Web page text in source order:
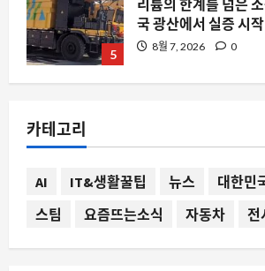
1
스팀에서 네오슈프
와 대안 찾기
8월 7, 2026 0
2
왜 지금 주목받는가
요즘뜨는소식
카테고리
AI IT&생활꿀팁 뉴스 대한민
스팀
요즘뜨는소식 자동차 전